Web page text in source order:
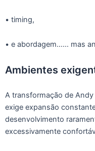
• timing,
• e abordagem…… mas
Ambientes
A transformação de
exige expansão
desenvolvimento
excessivamente